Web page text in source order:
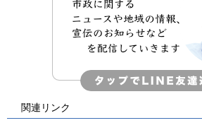
関連リンク